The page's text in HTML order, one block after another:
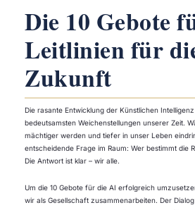
Die 10 Gebote
Leitlinien für
Zukunft
Die rasante Entwicklung der Künstlichen
bedeutsamsten Weichenstellungen unserer Zeit.
mächtiger werden und tiefer in unser Leben
entscheidende Frage im Raum: Wer bestimmt die
Die Antwort ist klar – wir alle.
Um die 10 Gebote für die AI erfolgreich
wir als Gesellschaft zusammenarbeiten. Der